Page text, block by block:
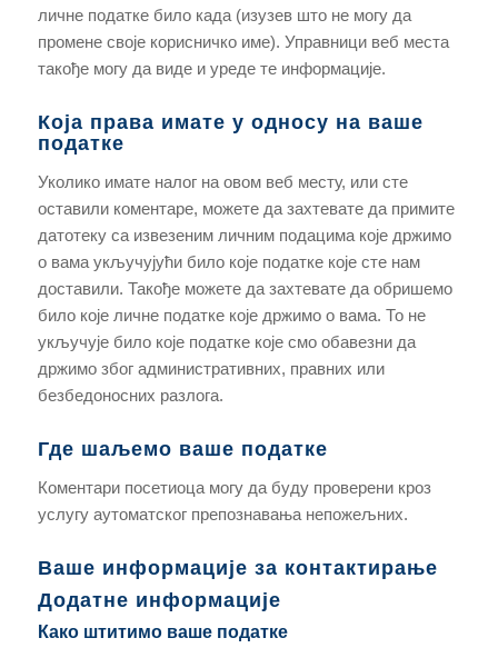
личне податке било када (изузев што не могу да
промене своје корисничко име). Управници веб места
такође могу да виде и уреде те информације.
Која права имате у односу на ваше
податке
Уколико имате налог на овом веб месту, или сте
оставили коментаре, можете да захтевате да примите
датотеку са извезеним личним подацима које држимо
о вама укључујући било које податке које сте нам
доставили. Такође можете да захтевате да обришемо
било које личне податке које држимо о вама. То не
укључује било које податке које смо обавезни да
држимо због административних, правних или
безбедоносних разлога.
Где шаљемо ваше податке
Коментари посетиоца могу да буду проверени кроз
услугу аутоматског препознавања непожељних.
Ваше информације за контактирање
Додатне информације
Како штитимо ваше податке